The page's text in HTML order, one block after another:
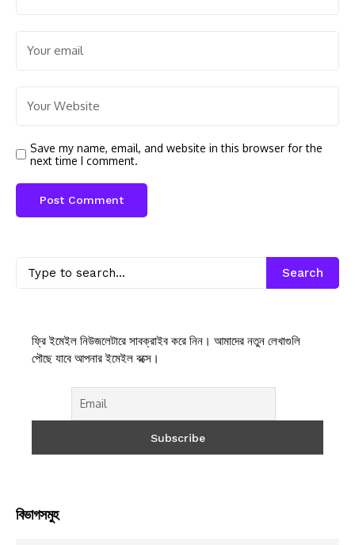
Save my name, email, and website in this browser for the
next time I comment.
Search
ফ্রি ইমেইল নিউজলেটারে সাবক্রাইব করে নিন। আমাদের নতুন লেখাগুলি
পৌছে যাবে আপনার ইমেইল বক্সে।
বিভাগসমুহ